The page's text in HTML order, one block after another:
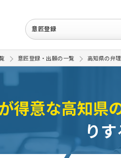
意匠登録
意匠登録・出願の一覧 高知県の弁
得意な高知県
りす